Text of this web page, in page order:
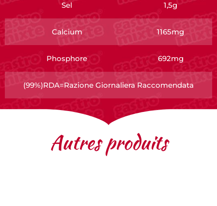
Sel 1,5g
Calcium 1165mg
Phosphore 692mg
(99%)RDA=Razione Giornaliera Raccomendata
Autres produits